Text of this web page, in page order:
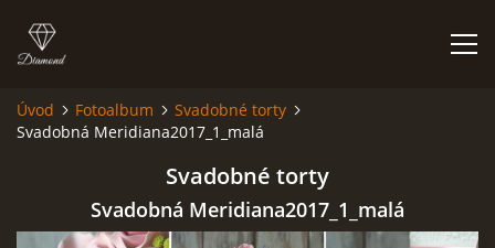
ÚVOD
NIEČO O MNE A MOJEJ ZÁĽUBE
Úvod Fotoalbum
Svadobné torty
Svadobná Meridiana2017_1_malá
Svadobné torty
Svadobná Meridiana2017_1_malá